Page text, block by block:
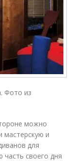
Фото из
можно
мастерскую и
для
своего дня